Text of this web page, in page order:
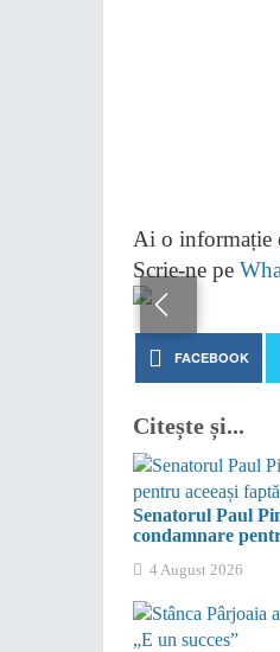
Ai o informație
Scrie-ne pe
FACEBOOK
Citește și...
Senatorul Paul
condamnare
4 August 2026